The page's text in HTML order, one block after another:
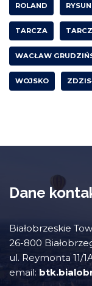
ROLAND
TARCZA
WACŁAW
WOJSKO
Dane
Białobrzeskie
26-800
ul. Reymonta 11/
email: